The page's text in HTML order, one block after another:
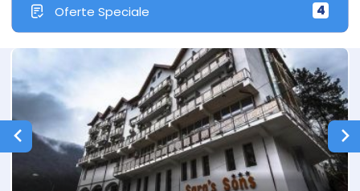
Oferte Speciale 4